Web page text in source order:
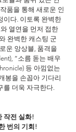
품을 통해 새로운 인
이다. 이토록 완벽한
열연을 먼저 접한
완벽한 캐스팅 군
운 앙상블, 품격을
“소름 돋는 배우
등 아낌없는
봉을 손꼽아 기다리
를 더욱 자극한다.
작전 실화!
번의 기회!